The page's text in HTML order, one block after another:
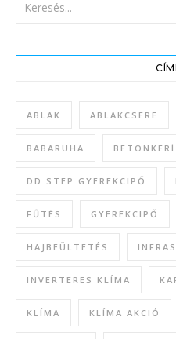
ABLAK ABLAKCSERE
BABARUHA
DD STEP GYEREKCIPŐ
FŰTÉS GYEREKCIPŐ
HAJBEÜLTETÉS
INVERTERES KLÍMA
KLÍMA KLÍMA AKCIÓ